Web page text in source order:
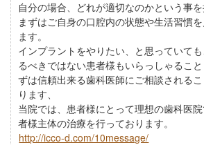
自分の場合、どれが適切なのかという事を
まずはご自身の口腔内の状態や生活習慣
ます。
インプラントをやりたい、と思っていて
るべきではない患者様もいらっしゃるこ
ずは信頼出来る歯科医師にご相談される
ります、
当院では、患者様にとって理想の歯科医
者様主体の治療を行っております。
http://icco-d.com/10message/